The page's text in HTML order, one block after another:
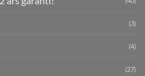
(3)
(4)
(27)